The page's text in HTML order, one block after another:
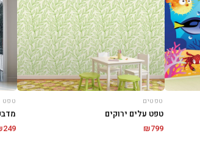
טפטים
טפט עלים ירוקים
₪799
טפט
249